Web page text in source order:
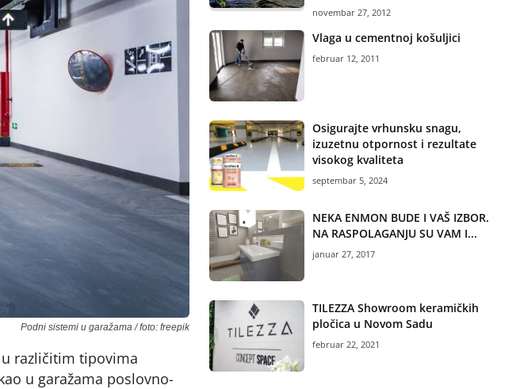
Podni sistemi u garažama / foto: freepik
različitim tipovima
u garažama poslovno-
novembar 27, 2012
Vlaga u cementnoj košuljici
februar 12, 2011
Osigurajte vrhunsku snagu,
izuzetnu otpornost i rezultate
visokog kvaliteta
septembar 5, 2024
NEKA ENMON BUDE I VAŠ IZBOR.
NA RASPOLAGANJU SU VAM I...
januar 27, 2017
TILEZZA Showroom keramičkih
pločica u Novom Sadu
februar 22, 2021